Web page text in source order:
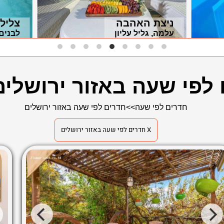
ניצת האהבה
עלמה, גליל עליון
לפי שעה באזור
חדרים לפי שעה>>חדרים לפי שעה באזור ירושלים
X חדרים לפי שעה באזור ירושלים